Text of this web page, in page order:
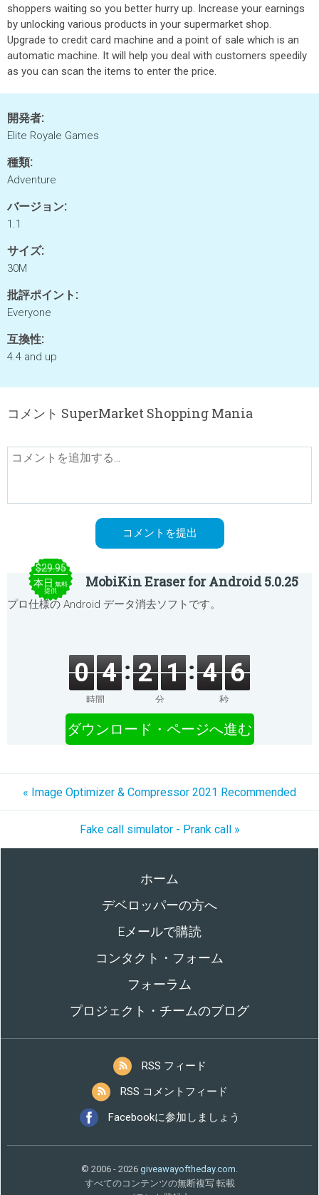
shoppers waiting so you better hurry up. Increase your earnings
by unlocking various products in your supermarket shop.
Upgrade to credit card machine and a point of sale which is an
automatic machine. It will help you deal with customers speedily
as you can scan the items to enter the price.
開発者:
Elite Royale Games
種類:
Adventure
バージョン:
1.1
サイズ:
30M
批評ポイント:
Everyone
互換性:
4.4 and up
コメント SuperMarket Shopping Mania
$29.95
本日 無料
提供
MobiKin Eraser for Android 5.0.25
プロ仕様の Android データ消去ソフトです。
0 4
時間
2 1
分
4 6
秒
ダウンロード・ページへ進む
« Image Optimizer & Compressor 2021 Recommended
Fake call simulator - Prank call »
ホーム
デベロッパーの方へ
Eメールで購読
コンタクト・フォーム
フォーラム
プロジェクト・チームのブログ
RSS フィード
RSS コメントフィード
Facebookに参加しましょう
© 2006 - 2026 giveawayoftheday.com.
すべてのコンテンツの無断複写 転載